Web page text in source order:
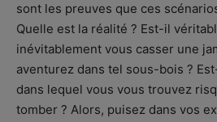
sont les preuves que ces
Quelle est la réalité ? Est-il
inévitablement vous casser une
aventurez dans tel sous-bois ?
dans lequel vous vous trouvez
tomber ? Alors, puisez dans vos